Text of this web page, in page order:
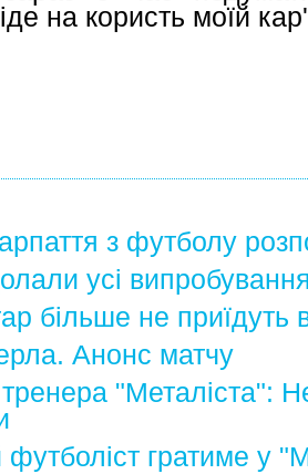
на користь моїй
з футболу
усі
більше не приїдуть
Анонс матчу
"Металіста":
гратиме у